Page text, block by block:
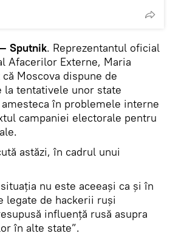
Sputnik. Reprezentantul oficial
Afacerilor Externe, Maria
Moscova dispune de
tentativele unor state
în problemele interne
campaniei electorale pentru
astăzi, în cadrul unui
nu este aceeași ca și în
legate de hackerii ruși
influență rusă asupra
în alte state”.